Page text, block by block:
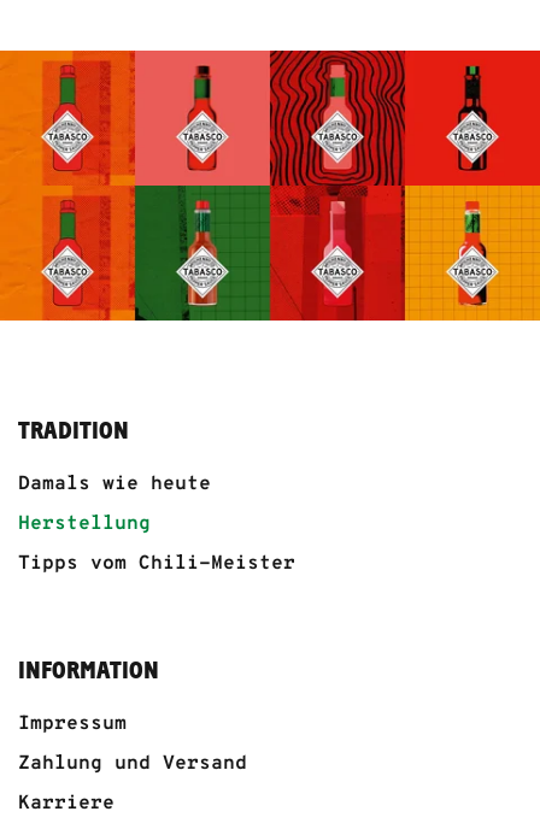
TRADITION
Damals wie heute
Herstellung
Tipps vom Chili-Meister
INFORMATION
Impressum
Zahlung und Versand
Karriere